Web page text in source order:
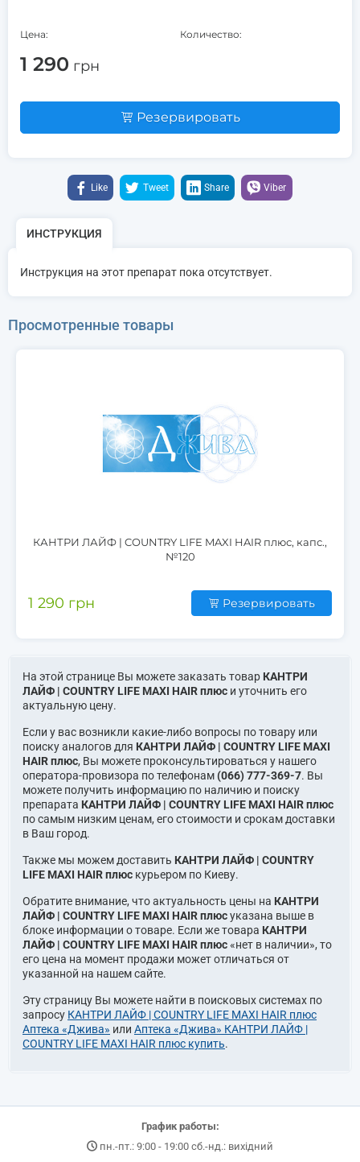
Цена:
1 290 грн
Количество:
Резервировать
Like Tweet Share Viber
ИНСТРУКЦИЯ
Инструкция на этот препарат пока отсутствует.
Просмотренные товары
КАНТРИ ЛАЙФ | COUNTRY LIFE MAXI HAIR плюс, капс.,
№120
Резервировать
1 290 грн
На этой странице Вы можете заказать товар КАНТРИ
ЛАЙФ | COUNTRY LIFE MAXI HAIR плюс и уточнить его
актуальную цену.
Если у вас возникли какие-либо вопросы по товару или
поиску аналогов для КАНТРИ ЛАЙФ | COUNTRY LIFE MAXI
HAIR плюс, Вы можете проконсультироваться у нашего
оператора-провизора по телефонам (066) 777-369-7. Вы
можете получить информацию по наличию и поиску
препарата КАНТРИ ЛАЙФ | COUNTRY LIFE MAXI HAIR плюс
по самым низким ценам, его стоимости и срокам доставки
в Ваш город.
Также мы можем доставить КАНТРИ ЛАЙФ | COUNTRY
LIFE MAXI HAIR плюс курьером по Киеву.
Обратите внимание, что актуальность цены на КАНТРИ
ЛАЙФ | COUNTRY LIFE MAXI HAIR плюсуказана выше в
блоке информации о товаре. Если же товара КАНТРИ
ЛАЙФ | COUNTRY LIFE MAXI HAIR плюс«нет в наличии», то
его цена на момент продажи может отличаться от
указанной на нашем сайте.
Эту страницу Вы можете найти в поисковых системах по
запросу КАНТРИ ЛАЙФ | COUNTRY LIFE MAXI HAIR плюс
Аптека «Джива» или Аптека «Джива» КАНТРИ ЛАЙФ |
COUNTRY LIFE MAXI HAIR плюс купить.
График работы:
пн.-пт.: 9:00 - 19:00 сб.-нд.: вихідний